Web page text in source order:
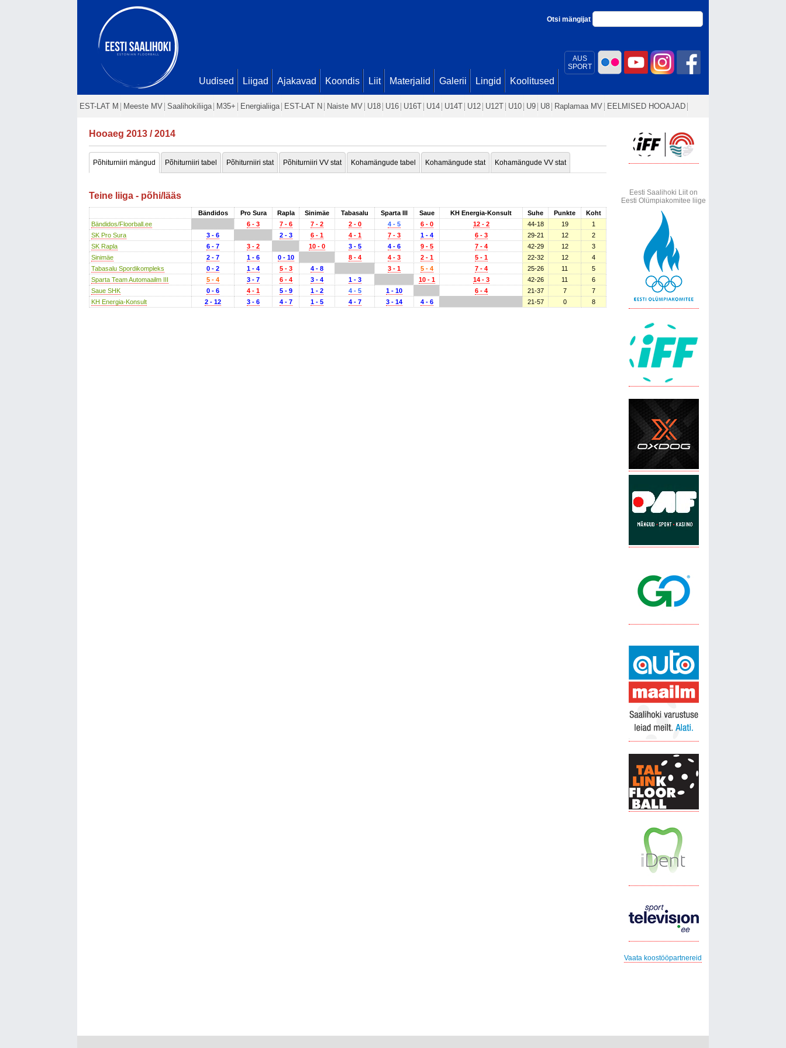
AUS
SPORT
Otsi mängijat
Uudised Liigad Ajakavad Koondis Liit Materjalid Galerii Lingid Koolitused
EST-LAT M Meeste MV Saalihokiliiga M35+ Energialiiga EST-LAT N Naiste MV U18 U16 U16T U14 U14T U12 U12T U10 U9 U8 Raplamaa MV EELMISED HOOAJAD
Hooaeg 2013 / 2014
Põhiturniiri mängud Põhiturniiri tabel Põhiturniiri stat Põhiturniiri VV stat Kohamängude tabel Kohamängude stat Kohamängude VV stat
Teine liiga - põhi/lääs
Bändidos Pro Sura Rapla Sinimäe Tabasalu Sparta III Saue KH Energia-Konsult Suhe Punkte
Koht
Bändidos/Floorball.ee
6 - 3 7 - 6 7 - 2 2 - 0 4 - 5 6 - 0 12 - 2 44-18 19
1
SK Pro Sura
3 - 6 2 - 3 6 - 1 4 - 1 7 - 3 1 - 4 6 - 3 29-21 12
2
SK Rapla
6 - 7 3 - 2 10 - 0 3 - 5 4 - 6 9 - 5 7 - 4 42-29 12
3
Sinimäe
2 - 7 1 - 6 0 - 10 8 - 4 4 - 3 2 - 1 5 - 1 22-32 12
4
Tabasalu Spordikompleks
0 - 2 1 - 4 5 - 3 4 - 8 3 - 1 5 - 4 7 - 4 25-26 11
5
Sparta Team Automaailm III
5 - 4 3 - 7 6 - 4 3 - 4 1 - 3 10 - 1 14 - 3 42-26 11
6
Saue SHK
0 - 6 4 - 1 5 - 9 1 - 2 4 - 5 1 - 10 6 - 4 21-37 7
7
KH Energia-Konsult
2 - 12 3 - 6 4 - 7 1 - 5 4 - 7 3 - 14 4 - 6 21-57 0 8
Eesti Saalihoki Liit on
Eesti Olümpiakomitee liige
Vaata koostööpartnereid